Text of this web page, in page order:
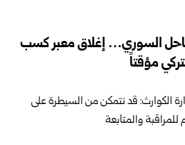
السوري… إغلاق معبر كسب
مؤقتاً